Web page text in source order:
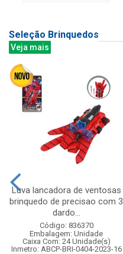
Seleção Brinquedos
Veja mais
Luva lancadora de ventosas
brinquedo de precisao com 3
dardo...
Código: 836370
Embalagem: Unidade
Caixa Com: 24 Unidade(s)
Inmetro: ABCP-BRI-0404-2023-16